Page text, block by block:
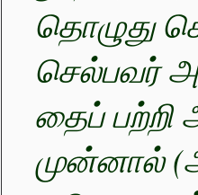
தொழுது
செல்பவர்
தைப் பற்றி
முன்னால்